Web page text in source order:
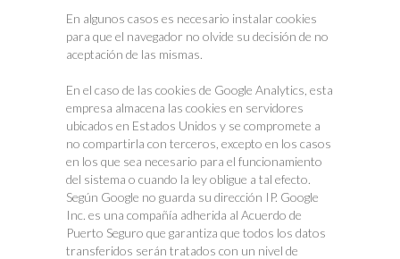
En algunos casos es necesario instalar cookies
para que el navegador no olvide su decisión de no
aceptación de las mismas.
En el caso de las cookies de Google Analytics, esta
empresa almacena las cookies en servidores
ubicados en Estados Unidos y se compromete a
no compartirla con terceros, excepto en los casos
en los que sea necesario para el funcionamiento
del sistema o cuando la ley obligue a tal efecto.
Según Google no guarda su dirección IP. Google
Inc. es una compañía adherida al Acuerdo de
Puerto Seguro que garantiza que todos los datos
transferidos serán tratados con un nivel de